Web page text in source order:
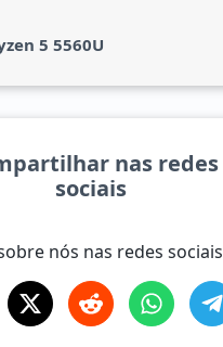
5 5560U
nas redes
sociais
nós nas redes sociais